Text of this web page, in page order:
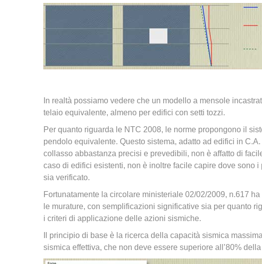
In realtà possiamo vedere che un modello a mensole
telaio equivalente, almeno per edifici con setti tozzi.
Per quanto riguarda le NTC 2008, le norme propongono il
pendolo equivalente. Questo sistema, adatto ad edifici in
collasso abbastanza precisi e prevedibili, non è affatto di
caso di edifici esistenti, non è inoltre facile capire dove sono
sia verificato.
Fortunatamente la circolare ministeriale 02/02/2009, n.617
le murature, con semplificazioni significative sia per quanto
i criteri di applicazione delle azioni sismiche.
Il principio di base è la ricerca della capacità sismica
sismica effettiva, che non deve essere superiore all’80%